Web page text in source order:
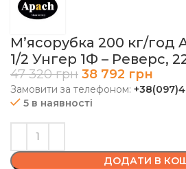
М’ясорубка 200 кг/год
1/2 Унгер 1Ф – Реверс,
47 320грн 38 792 грн
Замовити за телефоном:
5 в наявності
ДОДАТИ В